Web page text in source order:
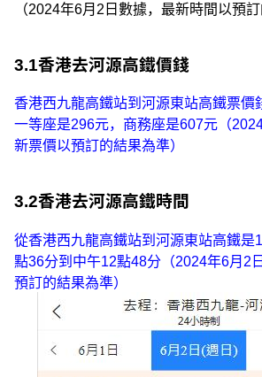
（2024年6月2日數據，最新時間以預訂
3.1香港去河源高鐵價錢
香港西九龍高鐵站到河源東站高鐵票價
一等座是296元，商務座是607元（
新票價以預訂的結果為準）
3.2香港去河源高鐵時間
從香港西九龍高鐵站到河源東站高鐵是
點36分到中午12點48分（2024年6月2
預訂的結果為準）